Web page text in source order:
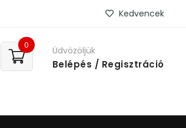
Kedvencek
0 Üdvözöljük
Belépés / Regisztráció